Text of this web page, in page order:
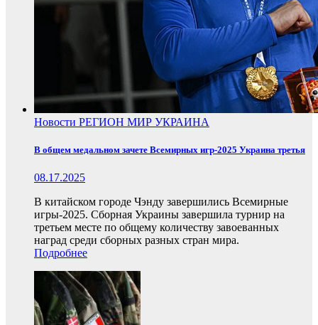
Новости РЕГИОН МИР УКРАИНА
В общем медальном зачете Всемирных игр-2025 Украина третья
08.17.2025
В китайском городе Чэнду завершились Всемирные
игры-2025. Сборная Украины завершила турнир на
третьем месте по общему количеству завоеванных
наград среди сборных разных стран мира.
Подробнее